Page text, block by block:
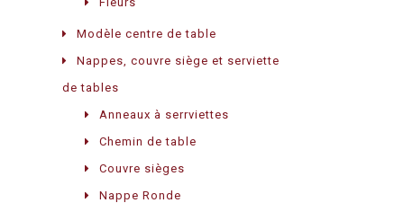
Modèle centre de table
Nappes, couvre siège et serviette
de tables
Anneaux à serrviettes
Chemin de table
Couvre sièges
Nappe Ronde